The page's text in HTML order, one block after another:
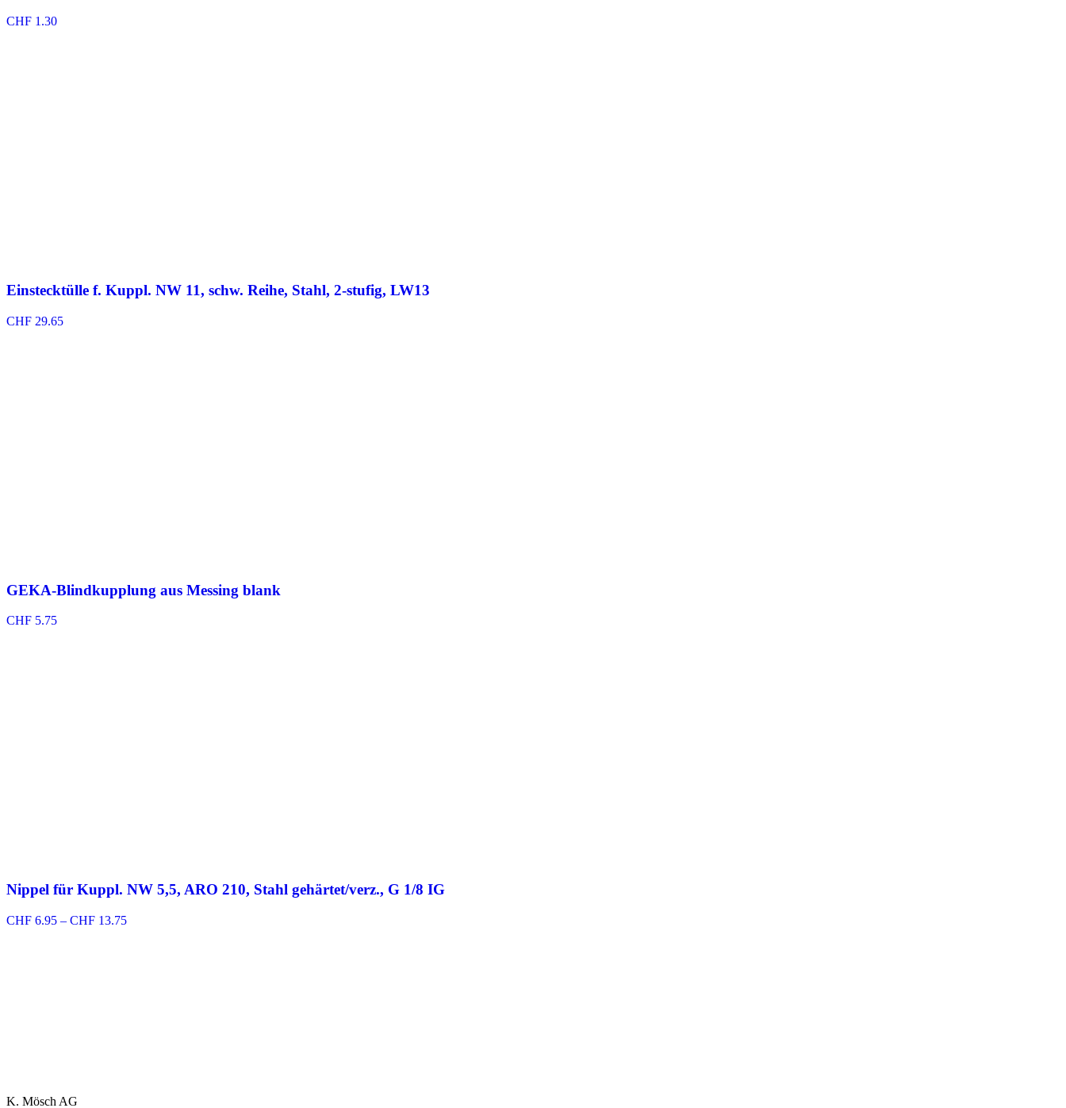
CHF 1.30
Einstecktülle f. Kuppl. NW 11, schw. Reihe, Stahl, 2-stufig, LW13
CHF 29.65
GEKA-Blindkupplung aus Messing blank
CHF 5.75
Nippel für Kuppl. NW 5,5, ARO 210, Stahl gehärtet/verz., G 1/8 IG
CHF 6.95 – CHF 13.75Preisspanne:
K. Mösch AG